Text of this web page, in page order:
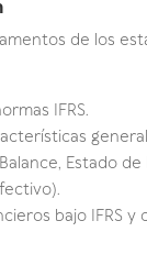
de los
IFRS.
Estado
bajo IFRS